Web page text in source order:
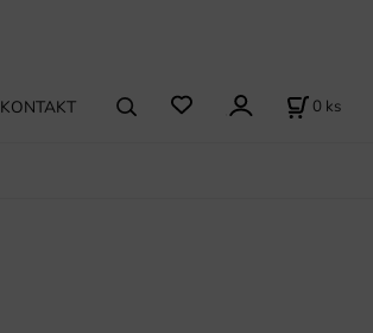
KONTAKT 0 ks